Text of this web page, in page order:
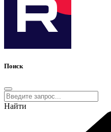
Поиск
Найти